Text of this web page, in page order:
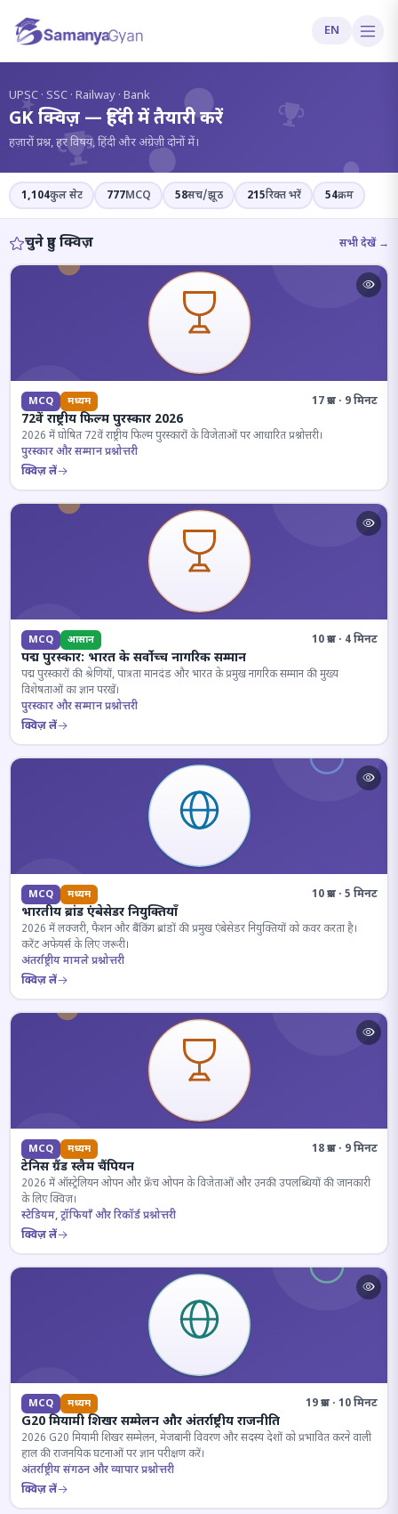
EN
?
UPSC · SSC · Railway · Bank
GK क्विज़ — हिंदी में तैयारी करें
हज़ारों प्रश्न, हर विषय, हिंदी और अंग्रेज़ी दोनों में।
1,104कुल सेट 777MCQ 58सच/झूठ 215रिक्त भरें 54क्रम
चुने हुए क्विज़ सभी देखें →
MCQ मध्यम 17 प्रश्न · 9 मिनट
72वें राष्ट्रीय फिल्म पुरस्कार 2026
2026 में घोषित 72वें राष्ट्रीय फिल्म पुरस्कारों के विजेताओं पर आधारित प्रश्नोत्तरी।
पुरस्कार और सम्मान प्रश्नोत्तरी
क्विज़ लें
MCQ आसान 10 प्रश्न · 4 मिनट
पद्म पुरस्कार: भारत के सर्वोच्च नागरिक सम्मान
पद्म पुरस्कारों की श्रेणियों, पात्रता मानदंड और भारत के प्रमुख नागरिक सम्मान की मुख्य
विशेषताओं का ज्ञान परखें।
पुरस्कार और सम्मान प्रश्नोत्तरी
क्विज़ लें
MCQ मध्यम 10 प्रश्न · 5 मिनट
भारतीय ब्रांड एंबेसेडर नियुक्तियाँ
2026 में लक्जरी, फैशन और बैंकिंग ब्रांडों की प्रमुख एंबेसेडर नियुक्तियों को कवर करता है।
करेंट अफेयर्स के लिए जरूरी।
अंतर्राष्ट्रीय मामले प्रश्नोत्तरी
क्विज़ लें
MCQ मध्यम 18 प्रश्न · 9 मिनट
टेनिस ग्रैंड स्लैम चैंपियन
2026 में ऑस्ट्रेलियन ओपन और फ्रेंच ओपन के विजेताओं और उनकी उपलब्धियों की जानकारी
के लिए क्विज़।
स्टेडियम, ट्रॉफियाँ और रिकॉर्ड प्रश्नोत्तरी
क्विज़ लें
MCQ मध्यम 19 प्रश्न · 10 मिनट
G20 मियामी शिखर सम्मेलन और अंतर्राष्ट्रीय राजनीति
2026 G20 मियामी शिखर सम्मेलन, मेजबानी विवरण और सदस्य देशों को प्रभावित करने वाली
हाल की राजनयिक घटनाओं पर ज्ञान परीक्षण करें।
अंतर्राष्ट्रीय संगठन और व्यापार प्रश्नोत्तरी
क्विज़ लें